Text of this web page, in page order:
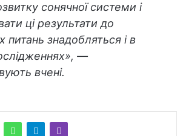
сонячної системи і
ці результати до
питань знадобляться і в
—
вчені.